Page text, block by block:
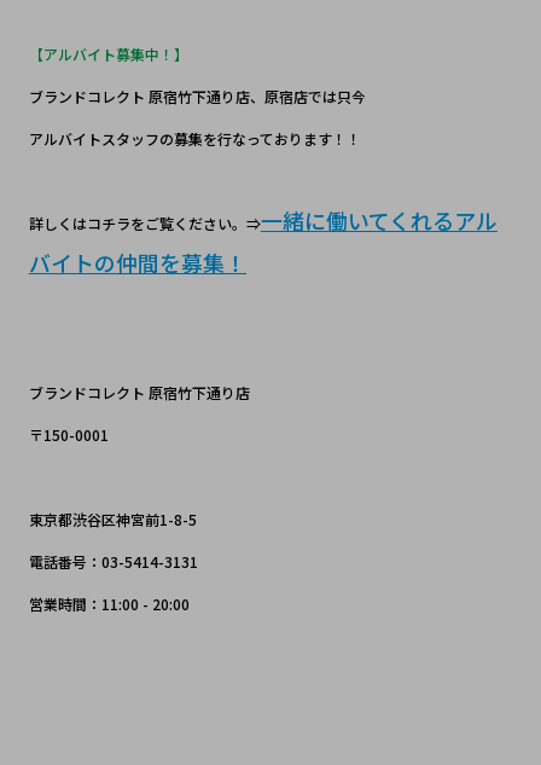
【アルバイト募集中！】
ブランドコレクト 原宿竹下通り店、原宿店では只今
アルバイトスタッフの募集を行なっております！！
詳しくはコチラをご覧ください。⇒一緒に働いてくれるアル
バイトの仲間を募集！
ブランドコレクト 原宿竹下通り店
〒150-0001
東京都渋谷区神宮前1-8-5
電話番号：03-5414-3131
営業時間：11:00 - 20:00